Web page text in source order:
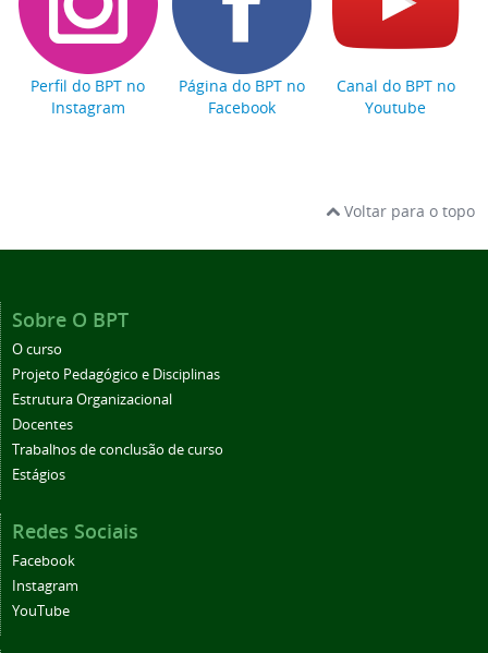
Perfil do BPT no
Instagram
Página do BPT no
Facebook
Canal do BPT no
Youtube
Voltar para o topo
Sobre O BPT
O curso
Projeto Pedagógico e Disciplinas
Estrutura Organizacional
Docentes
Trabalhos de conclusão de curso
Estágios
Redes Sociais
Facebook
Instagram
YouTube